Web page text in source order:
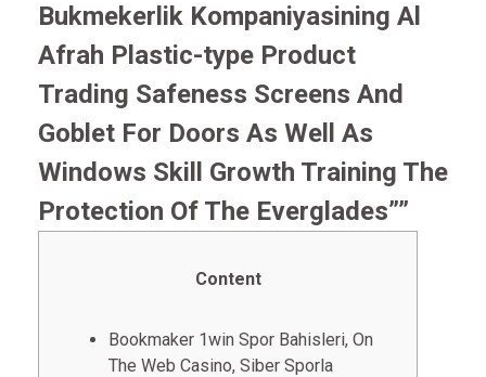
Bukmekerlik Kompaniyasining Al
Afrah Plastic-type Product
Trading Safeness Screens And
Goblet For Doors As Well As
Windows Skill Growth Training The
Protection Of The Everglades””
Content
Bookmaker 1win Spor Bahisleri, On
The Web Casino, Siber Sporla